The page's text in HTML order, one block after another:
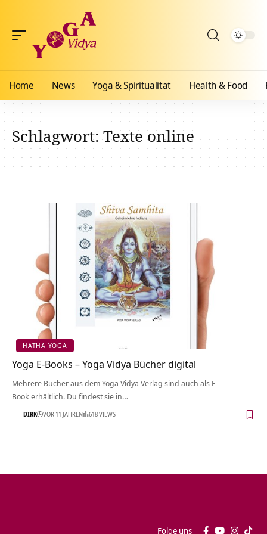
Home News Yoga & Spiritualität Health & Food
Schlagwort:Texte online
HATHA YOGA
Yoga E-Books – Yoga Vidya Bücher digital
Mehrere Bücher aus dem Yoga Vidya Verlag sind auch als E-
Book erhältlich. Du findest sie in…
DIRK VOR 11 JAHREN 618 VIEWS
Folge uns